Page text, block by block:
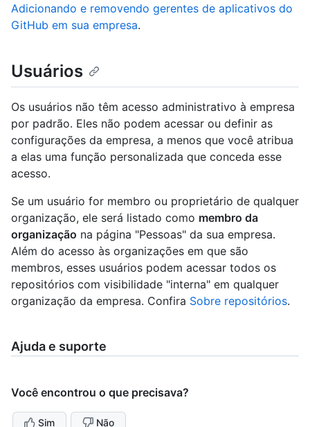
Adicionando e removendo gerentes de aplicativos do
GitHub em sua empresa.
Usuários
Os usuários não têm acesso administrativo à empresa
por padrão. Eles não podem acessar ou definir as
configurações da empresa, a menos que você atribua
a elas uma função personalizada que conceda esse
acesso.
Se um usuário for membro ou proprietário de qualquer
organização, ele será listado como membro da
organização na página "Pessoas" da sua empresa.
Além do acesso às organizações em que são
membros, esses usuários podem acessar todos os
repositórios com visibilidade "interna" em qualquer
organização da empresa. Confira Sobre repositórios.
Ajuda e suporte
Você encontrou o que precisava?
Sim Não